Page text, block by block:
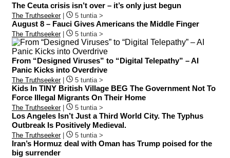
The Ceuta crisis isn’t over – it’s only just begun
The Truthseeker| 5 tuntia >
August 8 – Fauci Gives Americans the Middle Finger
The Truthseeker| 5 tuntia >
From “Designed Viruses” to “Digital Telepathy” – AI
Panic Kicks into Overdrive
The Truthseeker| 5 tuntia >
Kids In TINY British Village BEG The Government Not To
Force Illegal Migrants On Their Home
The Truthseeker| 5 tuntia >
Los Angeles Isn’t Just a Third World City. The Typhus
Outbreak Is Positively Medieval.
The Truthseeker| 5 tuntia >
Iran’s Hormuz deal with Oman has Trump poised for the
big surrender